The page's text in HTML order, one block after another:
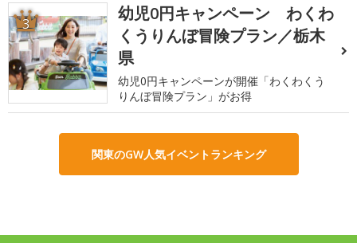
3
幼児0円キャンペーン わくわ
くうりんぼ冒険プラン／栃木
県
幼児0円キャンペーンが開催「わくわくう
りんぼ冒険プラン」がお得
関東のGW人気イベントランキング